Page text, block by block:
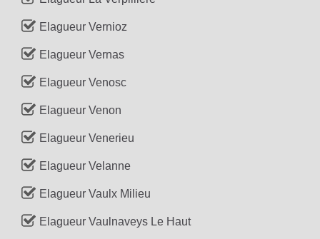
Elagueur Vernioz
Elagueur Vernas
Elagueur Venosc
Elagueur Venon
Elagueur Venerieu
Elagueur Velanne
Elagueur Vaulx Milieu
Elagueur Vaulnaveys Le Haut